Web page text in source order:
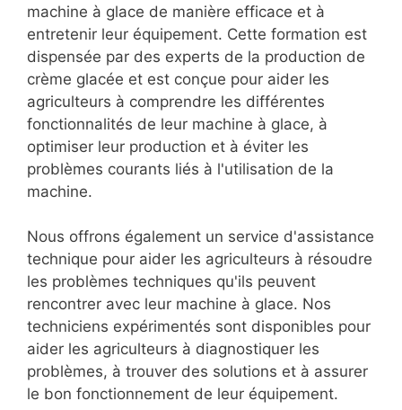
machine à glace de manière efficace et à
entretenir leur équipement. Cette formation est
dispensée par des experts de la production de
crème glacée et est conçue pour aider les
agriculteurs à comprendre les différentes
fonctionnalités de leur machine à glace, à
optimiser leur production et à éviter les
problèmes courants liés à l'utilisation de la
machine.
Nous offrons également un service d'assistance
technique pour aider les agriculteurs à résoudre
les problèmes techniques qu'ils peuvent
rencontrer avec leur machine à glace. Nos
techniciens expérimentés sont disponibles pour
aider les agriculteurs à diagnostiquer les
problèmes, à trouver des solutions et à assurer
le bon fonctionnement de leur équipement.